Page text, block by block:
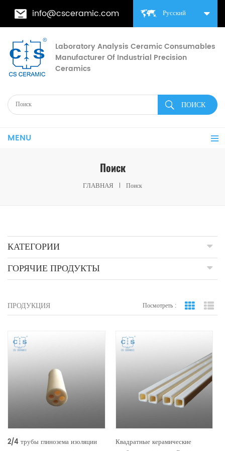
Русский
info@csceramic.com
Laboratory Analysis Ceramic Consumables
Manufacturer Of Industrial Precision
Ceramics
MENU
Поиск
ГЛАВНАЯ Поиск
КАТЕГОРИИ
ГОРЯЧИЕ ПРОДУКТЫ
ПРОДУКЦИЯ Посмотреть : вид сетки
2/4 трубы глинозема изоляции
Квадратные керамические